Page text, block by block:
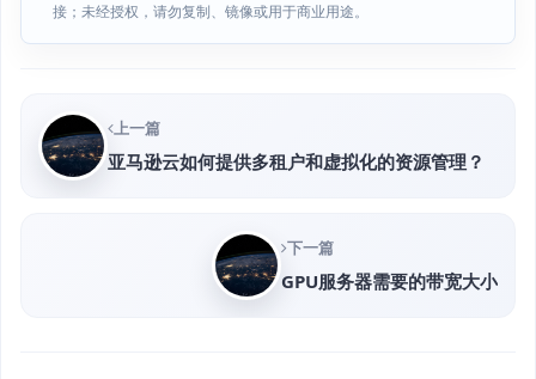
接；未经授权，请勿复制、镜像或用于商业用途。
上一篇
亚马逊云如何提供多租户和虚拟化的资源管理？
下一篇
GPU服务器需要的带宽大小